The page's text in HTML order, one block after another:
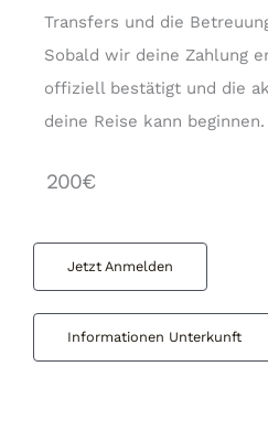
Transfers und die
Sobald wir deine Zahlung
offiziell bestätigt und die
deine Reise kann beginnen.
200€
Jetzt Anmelden
Informationen Unterkunft